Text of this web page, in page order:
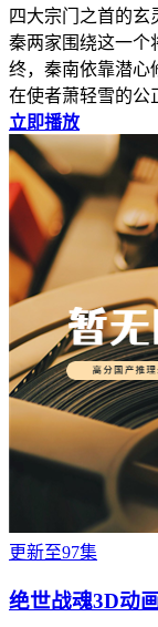
四大宗门之首的玄
秦两家围绕这一个
终，秦南依靠潜心
在使者萧轻雪的公
立即播放
更新至97集
绝世战魂3D动